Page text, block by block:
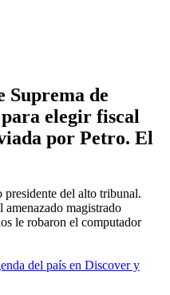
Suprema de
elegir fiscal
por Petro. El
presidente del alto tribunal.
magistrado
le robaron el computador
del país en Discover y